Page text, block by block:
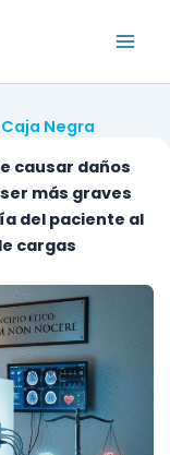
Negra
causar daños
más graves
del paciente al
cargas